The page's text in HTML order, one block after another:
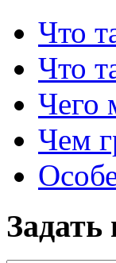
Что
Что
Чего
Чем
Задать